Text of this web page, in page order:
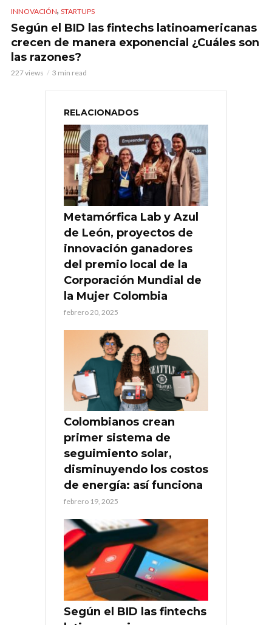
INNOVACIÓN, STARTUPS
Según el BID las fintechs latinoamericanas
crecen de manera exponencial ¿Cuáles son
las razones?
227 views 3 min read
RELACIONADOS
Metamórfica Lab y Azul
de León, proyectos de
innovación ganadores
del premio local de la
Corporación Mundial de
la Mujer Colombia
febrero 20, 2025
Colombianos crean
primer sistema de
seguimiento solar,
disminuyendo los costos
de energía: así funciona
febrero 19, 2025
Según el BID las fintechs